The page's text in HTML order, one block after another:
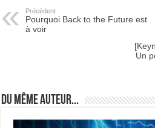
Précédent
Pourquoi Back to the Future est
à voir
Un
Du même auteur...